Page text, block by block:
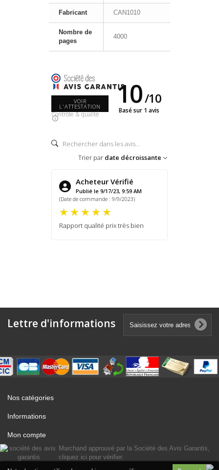
Fabricant CAN1010
Nombre de
pages
4000
VOIR
L'ATTESTATION
Contrôle & qualité
10/10
Basé sur 1 avis
Trier par date décroissante
Acheteur Vérifié
Publié le 9/17/23, 9:59 AM
(Date de commande : 9/9/2023)
Rapport qualité prix très bien
Lettre d'informations
Nos catégories
Informations
Mon compte
Marchand approuvé par la Société des Avis Garantis,
cliquez ici pour vérifier.